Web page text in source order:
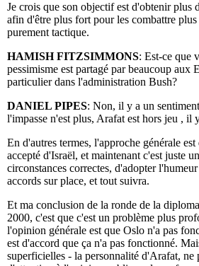
Je crois que son objectif est d'obtenir plus
afin d'être plus fort pour les combattre
purement tactique.
HAMISH FITZSIMMONS: Est-ce que
pessimisme est partagé par beaucoup aux
particulier dans l'administration Bush?
DANIEL PIPES: Non, il y a un
l'impasse n'est plus, Arafat est hors jeu , il
En d'autres termes, l'approche générale
accepté d'Israël, et maintenant c'est juste
circonstances correctes, d'adopter
accords sur place, et tout suivra.
Et ma conclusion de la ronde de la
2000, c'est que c'est un problème plus
l'opinion générale est que Oslo n'a pas
est d'accord que ça n'a pas fonctionné.
superficielles - la personnalité d'Arafat, ne